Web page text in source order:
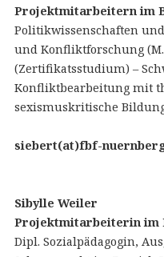
Projektmitarbeitern im
Politikwissenschaften
und Konfliktforschung
(Zertifikatsstudium) –
Konfliktbearbeitung mit
sexismuskritische
siebert(at)fbf-
Sibylle Weiler
Projektmitarbeiterin im
Dipl. Sozialpädagogin,